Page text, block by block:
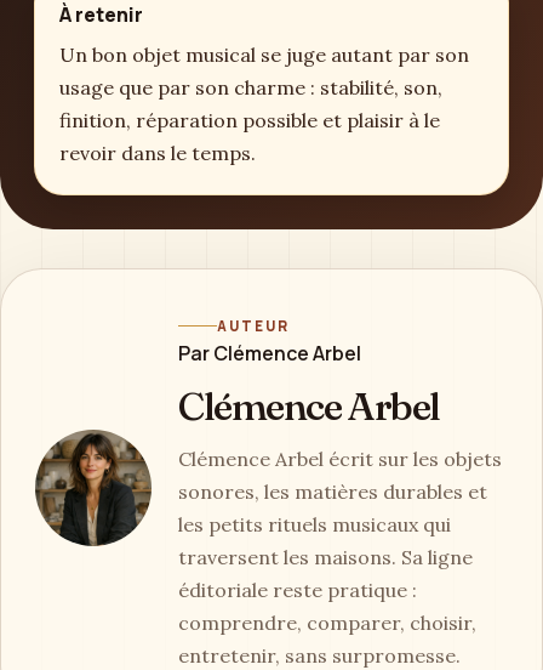
À retenir
Un bon objet musical se juge autant par son
usage que par son charme : stabilité, son,
finition, réparation possible et plaisir à le
revoir dans le temps.
AUTEUR
Par Clémence Arbel
Clémence Arbel
Clémence Arbel écrit sur les objets
sonores, les matières durables et
les petits rituels musicaux qui
traversent les maisons. Sa ligne
éditoriale reste pratique :
comprendre, comparer, choisir,
entretenir, sans surpromesse.